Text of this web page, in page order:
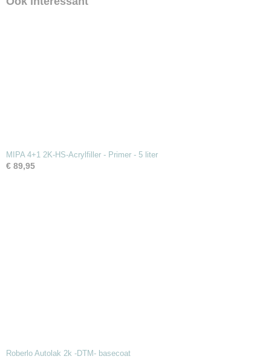
MIPA 4+1 2K-HS-Acrylfiller - Primer - 5 liter
€ 89,95
Roberlo Autolak 2k -DTM- basecoat